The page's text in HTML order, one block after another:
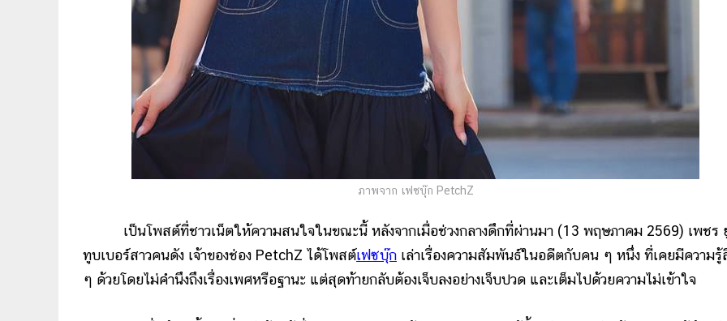
ภาพจาก เฟซบุ๊ก PetchZ
เป็นโพสต์ที่ชาวเน็ตให้ความสนใจในขณะนี้ หลังจากเมื่อช่วงกลางดึกที่ผ่านมา (13 พฤษภาคม 2569) เพชร
ทูบเบอร์สาวคนดัง เจ้าของช่อง PetchZ ได้โพสต์เฟซบุ๊ก เล่าเรื่องความสัมพันธ์ในอดีตกับคน ๆ หนึ่ง ที่เคยมีความ
ๆ ด้วยโดยไม่คำนึงถึงเรื่องเพศหรือฐานะ แต่สุดท้ายกลับต้องเจ็บลงอย่างเจ็บปวด และเต็มไปด้วยความไม่เข้าใจ